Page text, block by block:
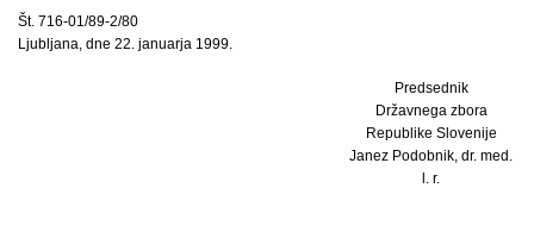
Št. 716-01/89-2/80
Ljubljana, dne 22. januarja 1999.
Predsednik
Državnega zbora
Republike Slovenije
Janez Podobnik, dr. med.
l. r.